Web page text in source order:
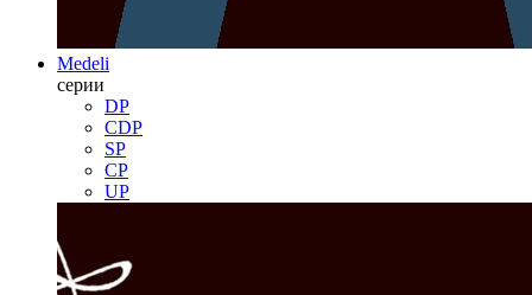
Medeli
серии
DP
CDP
SP
CP
UP